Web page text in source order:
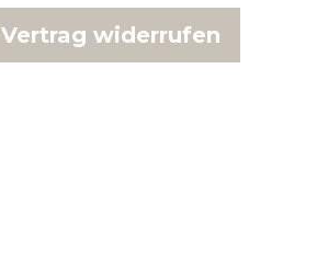
Vertrag widerrufen